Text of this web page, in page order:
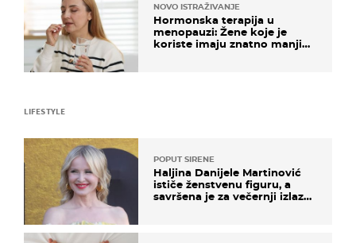
NOVO ISTRAŽIVANJE
Hormonska terapija u
menopauzi: Žene koje je
koriste imaju znatno manji
LIFESTYLE
POPUT SIRENE
Haljina Danijele Martinović
ističe ženstvenu figuru, a
savršena je za večernji izlazak